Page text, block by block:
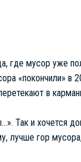
где мусор уже
«покончили» в
в
Так и хочется
гор